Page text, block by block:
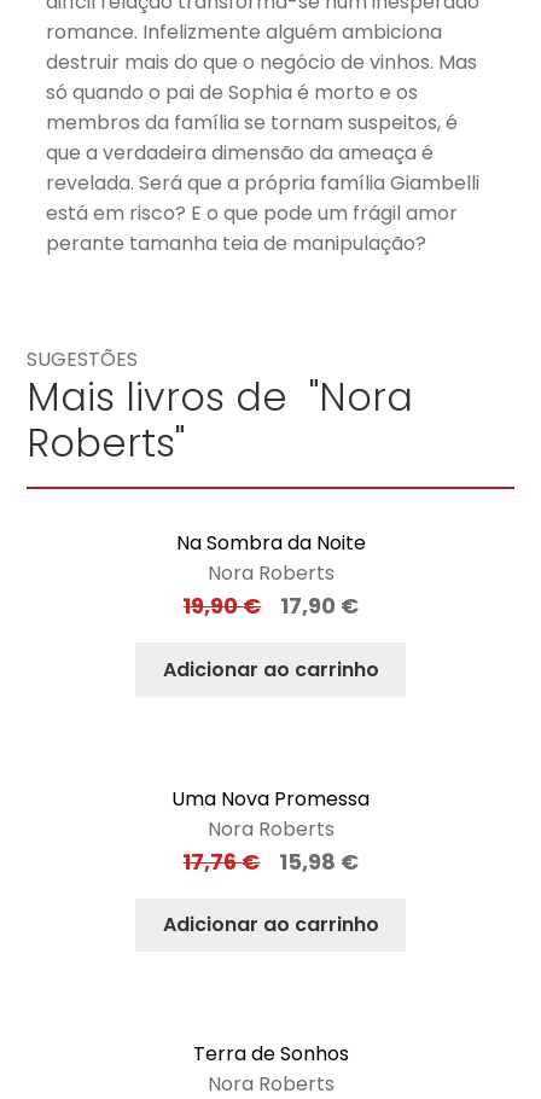
romance. Infelizmente alguém ambiciona
destruir mais do que o negócio de vinhos. Mas
só quando o pai de Sophia é morto e os
membros da família se tornam suspeitos, é
que a verdadeira dimensão da ameaça é
revelada. Será que a própria família Giambelli
está em risco? E o que pode um frágil amor
perante tamanha teia de manipulação?
SUGESTÕES
Mais livros de "Nora
Roberts"
Na Sombra da Noite
Nora Roberts
19,90€ 17,90 €
Adicionar ao carrinho
Uma Nova Promessa
Nora Roberts
17,76€ 15,98 €
Adicionar ao carrinho
Terra de Sonhos
Nora Roberts